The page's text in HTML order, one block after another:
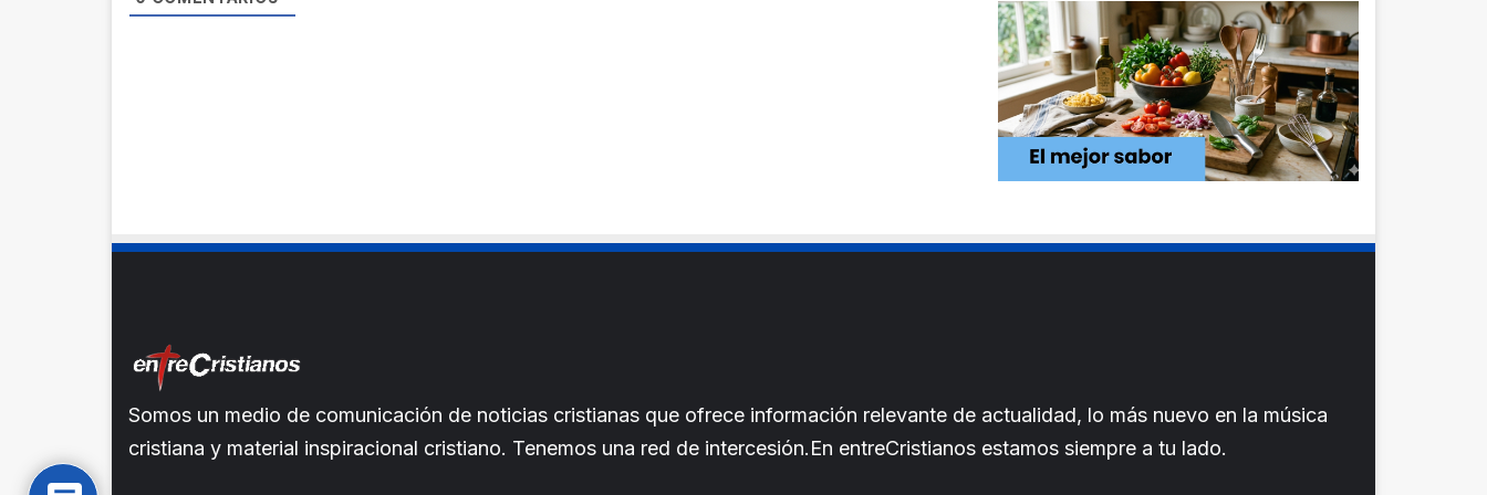
Somos un medio de comunicación de noticias cristianas que ofrece información relevante de actualidad, lo más nuevo en la música
cristiana y material inspiracional cristiano. Tenemos una red de intercesión.En entreCristianos estamos siempre a tu lado.